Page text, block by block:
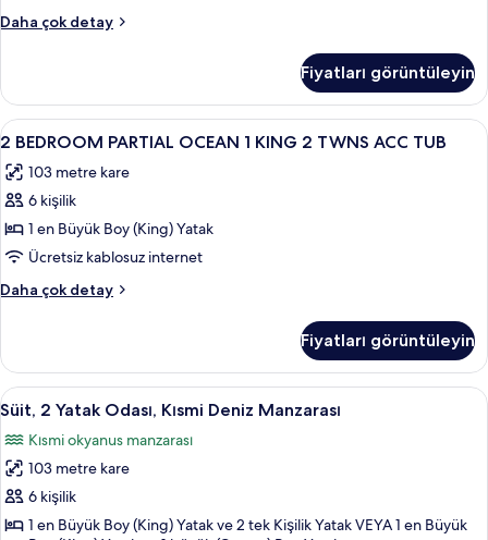
QN
tüm
fotoğrafları
görün
Daha çok detay
3
KNG
TWNS
QN
SUITE
daha
fazla
Fiyatları görüntüleyin
2
BEDROOM
PARTIAL
OCEAN
1
KING
2
TWNS
TUB
için
tüm
fotoğrafları
görün
Odada kasa, güneşlik/perde, ütü/ütü
8
2 BEDROOM PARTIAL OCEAN 1 KING 2 TWNS ACC TUB
103 metre kare
6 kişilik
1 en Büyük Boy (King) Yatak
Ücretsiz kablosuz internet
Daha çok detay
2
1
KING
2
ACC
TUB
hakkında
daha
fazla
Fiyatları görüntüleyin
Süit,
2
Yatak
Odası,
Kısmi
Deniz
Odada kasa, güneşlik/perde, ütü/ütü
8
Süit, 2 Yatak Odası, Kısmi Deniz Manzarası
Kısmi okyanus manzarası
103 metre kare
6 kişilik
1 en Büyük Boy (King) Yatak ve 2 tek Kişilik Yatak VEYA 1 en Büyük